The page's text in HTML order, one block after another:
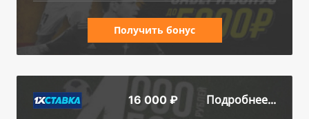
Получить бонус
16 000 ₽ Подробнее...